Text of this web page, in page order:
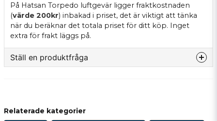
På Hatsan Torpedo luftgevär ligger fraktkostnaden
(värde 200kr) inbakad i priset, det är viktigt att tänka
när du beräknar det totala priset för ditt köp. Inget
extra för frakt läggs på.
Ställ en produktfråga
Relaterade kategorier